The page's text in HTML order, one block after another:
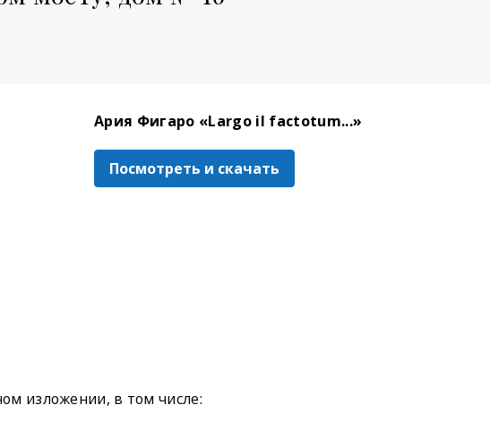
Ария Фигаро «Largo il factotum...»
Посмотреть и скачать
изложении, в том числе: